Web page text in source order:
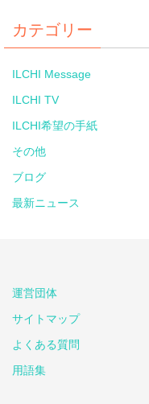
カテゴリー
ILCHI Message
ILCHI TV
ILCHI希望の手紙
その他
ブログ
最新ニュース
運営団体
サイトマップ
よくある質問
用語集